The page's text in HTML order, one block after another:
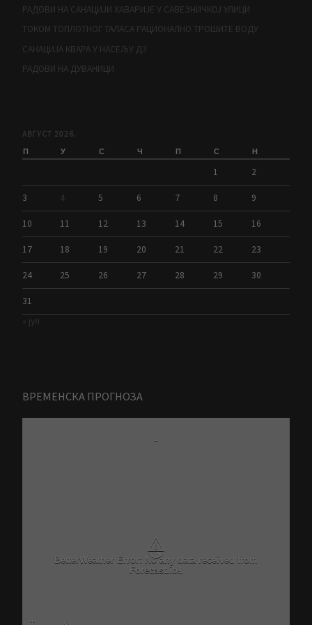
РАДОВИ НА САНАЦИЈИ ХАВАРИЈЕ У САВЕЗНИЧКОЈ УЛИЦИ
ТОКОМ ТОПЛОТНОГ ТАЛАСА РАЦИОНАЛНО ТРОШИТЕ ВОДУ
САНАЦИЈА КВАРА У НАСЕЉУ Д3
РАДОВИ НА ДУВАНИЦИ
АВГУСТ 2026.
П У С Ч П С Н
1 2
3 4 5 6 7 8 9
10 11 12 13 14 15 16
17 18 19 20 21 22 23
24 25 26 27 28 29 30
31
« јул
ВРЕМЕНСКА ПРОГНОЗА
-
⚠
Critical problem in Better Weather Ajax calls